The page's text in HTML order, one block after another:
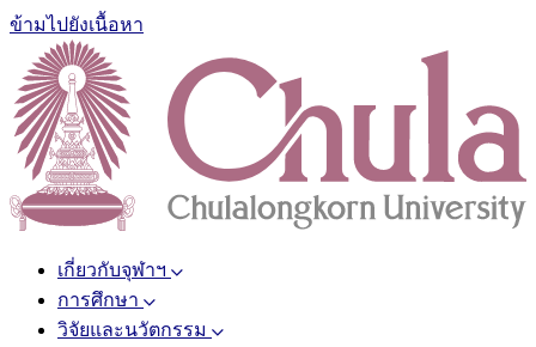
ข้ามไปยังเนื้อหา
เกี่ยวกับจุฬาฯ
การศึกษา
วิจัยและนวัตกรรม